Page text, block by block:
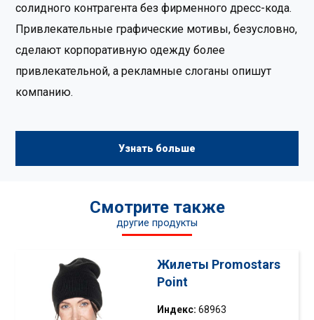
солидного контрагента без фирменного дресс-кода.
Привлекательные графические мотивы, безусловно,
сделают корпоративную одежду более
привлекательной, а рекламные слоганы опишут
компанию.
Узнать больше
Смотрите также
другие продукты
Жилеты Promostars
Point
Индекс: 68963